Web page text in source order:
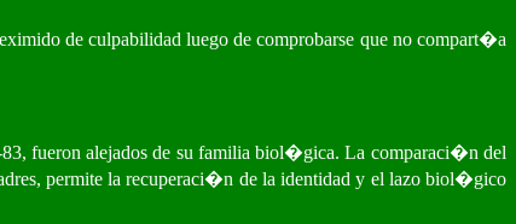
de culpabilidad luego de comprobarse que no compart�a
fueron alejados de su familia biol�gica. La comparaci�n del
permite la recuperaci�n de la identidad y el lazo biol�gico